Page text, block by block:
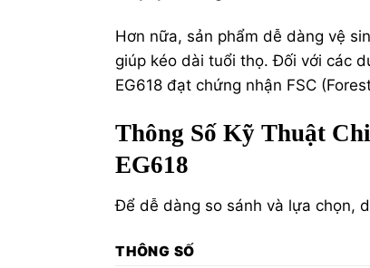
Hơn nữa, sản phẩm dễ dàng vệ
giúp kéo dài tuổi thọ. Đối với các
EG618 đạt chứng nhận FSC
Thông Số Kỹ Thuật
EG618
Để dễ dàng so sánh và lựa chọn,
THÔNG SỐ